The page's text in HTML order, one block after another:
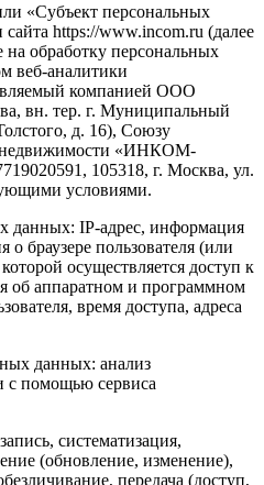
«Субъект персональных
https://www.incom.ru (далее
обработку персональных
веб-аналитики
компанией ООО
вн. тер. г. Муниципальный
д. 16), Союзу
недвижимости «ИНКОМ-
105318, г. Москва, ул.
условиями.
данных: IP-адрес, информация
браузере пользователя (или
осуществляется доступ к
об аппаратном и программном
время доступа, адреса
данных: анализ
с помощью сервиса
систематизация,
(обновление, изменение),
передача (доступ,